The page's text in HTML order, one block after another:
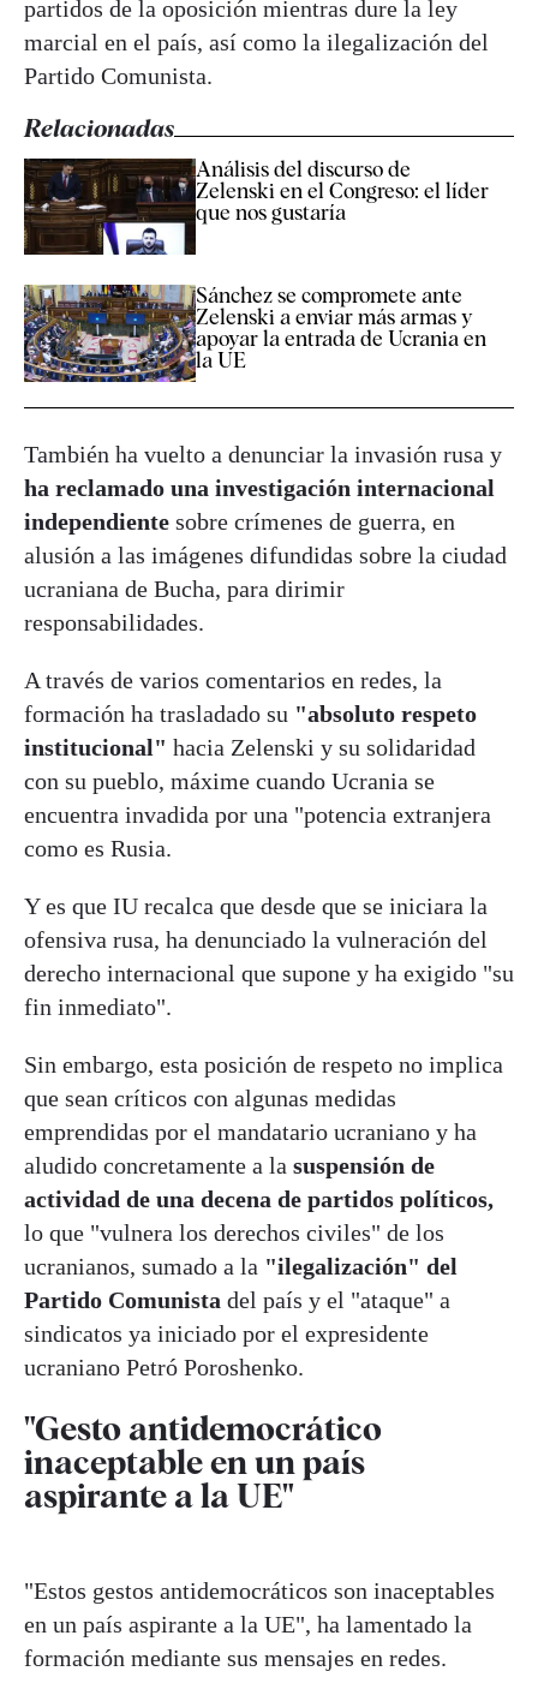
partidos de la oposición mientras dure la ley
marcial en el país, así como la ilegalización del
Partido Comunista.
Relacionadas
Análisis del discurso de
Zelenski en el Congreso: el líder
que nos gustaría
Sánchez se compromete ante
Zelenski a enviar más armas y
apoyar la entrada de Ucrania en
la UE
También ha vuelto a denunciar la invasión rusa y
ha reclamado una investigación internacional
independiente sobre crímenes de guerra, en
alusión a las imágenes difundidas sobre la ciudad
ucraniana de Bucha, para dirimir
responsabilidades.
A través de varios comentarios en redes, la
formación ha trasladado su "absoluto respeto
institucional" hacia Zelenski y su solidaridad
con su pueblo, máxime cuando Ucrania se
encuentra invadida por una "potencia extranjera
como es Rusia.
Y es que IU recalca que desde que se iniciara la
ofensiva rusa, ha denunciado la vulneración del
derecho internacional que supone y ha exigido "su
fin inmediato".
Sin embargo, esta posición de respeto no implica
que sean críticos con algunas medidas
emprendidas por el mandatario ucraniano y ha
aludido concretamente a la suspensión de
actividad de una decena de partidos políticos,
lo que "vulnera los derechos civiles" de los
ucranianos, sumado a la "ilegalización" del
Partido Comunista del país y el "ataque" a
sindicatos ya iniciado por el expresidente
ucraniano Petró Poroshenko.
"Gesto antidemocrático
inaceptable en un país
aspirante a la UE"
"Estos gestos antidemocráticos son inaceptables
en un país aspirante a la UE", ha lamentado la
formación mediante sus mensajes en redes.